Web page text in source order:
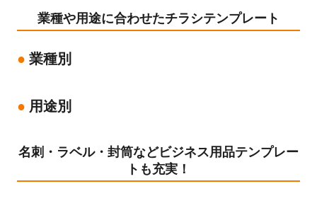
業種や用途に合わせたチラシテンプレート
業種別
用途別
名刺・ラベル・封筒などビジネス用品テンプレー
トも充実！